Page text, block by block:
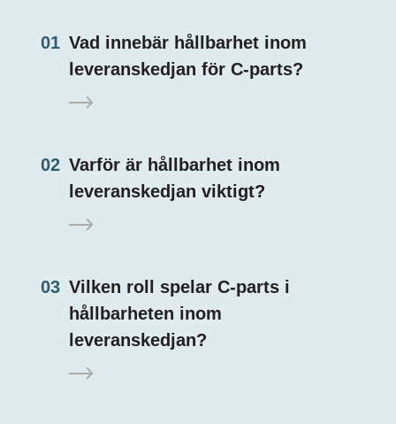
01 Vad innebär hållbarhet inom
leveranskedjan för C-parts?
02 Varför är hållbarhet inom
leveranskedjan viktigt?
03 Vilken roll spelar C-parts i
hållbarheten inom
leveranskedjan?